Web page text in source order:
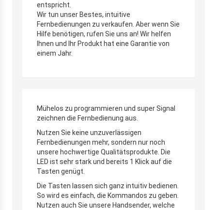
entspricht.
Wir tun unser Bestes, intuitive
Fernbedienungen zu verkaufen. Aber wenn Sie
Hilfe benötigen, rufen Sie uns an! Wir helfen
Ihnen und Ihr Produkt hat eine Garantie von
einem Jahr.
Mühelos zu programmieren und super Signal
zeichnen die Fernbedienung aus.
Nutzen Sie keine unzuverlässigen
Fernbedienungen mehr, sondern nur noch
unsere hochwertige Qualitätsprodukte. Die
LED ist sehr stark und bereits 1 Klick auf die
Tasten genügt.
Die Tasten lassen sich ganz intuitiv bedienen.
So wird es einfach, die Kommandos zu geben.
Nutzen auch Sie unsere Handsender, welche